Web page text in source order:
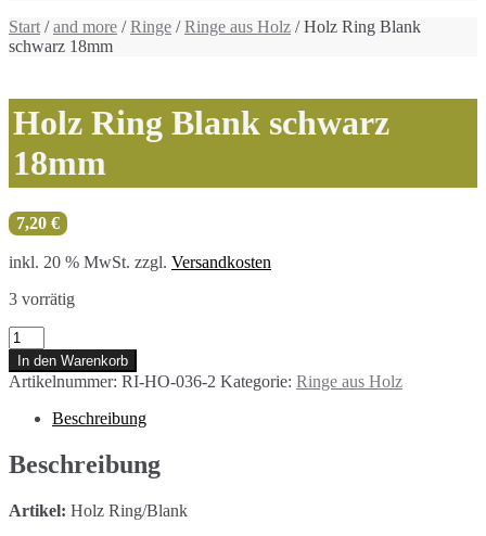
Start /and more /Ringe /Ringe aus Holz / Holz Ring Blank
schwarz 18mm
Holz Ring Blank schwarz
18mm
7,20 €
inkl. 20 % MwSt. zzgl. Versandkosten
3 vorrätig
Holz
Ring
Blank
schwarz
18mm
Menge
In den Warenkorb
Artikelnummer: RI-HO-036-2 Kategorie: Ringe aus Holz
Beschreibung
Beschreibung
Artikel: Holz Ring/Blank